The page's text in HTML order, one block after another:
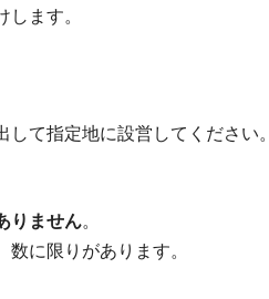
ます。
て指定地に設営してください。
りません。
に限りがあります。